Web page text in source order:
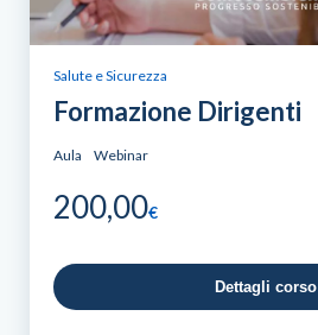
Salute e Sicurezza
Formazione Dirigenti
Aula Webinar
200,00€
Dettagli corso